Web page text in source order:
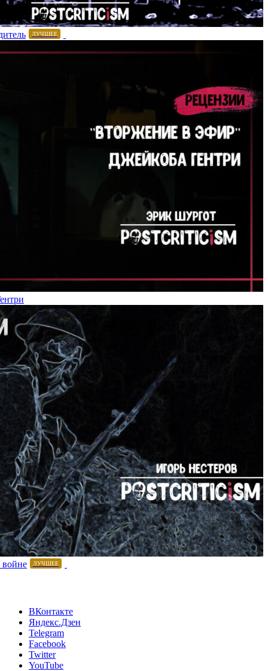
ЛУЧШЕЕ
ЛУЧШЕЕ
ВКонтакте
Яндекс.Дзен
Telegram
Facebook
Twitter
YouTube